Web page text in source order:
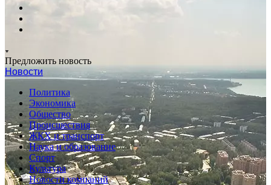
Предложить новость
Новости
Политика
Экономика
Общество
Происшествия
ЖКХ и транспорт
Наука и образование
Спорт
Культура
Новости компаний